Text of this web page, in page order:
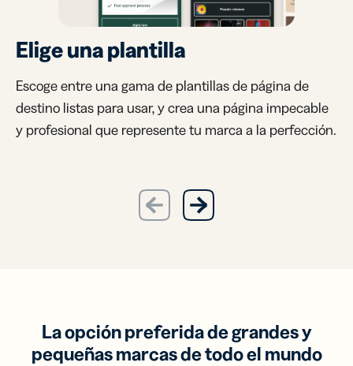
Elige una plantilla
Escoge entre una gama de plantillas de página de
destino listas para usar, y crea una página impecable
y profesional que represente tu marca a la perfección.
previous
next
La opción preferida de grandes y
pequeñas marcas de todo el mundo